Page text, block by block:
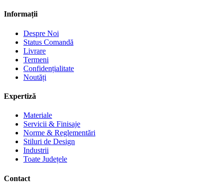
Informații
Despre Noi
Status Comandă
Livrare
Termeni
Confidențialitate
Noutăți
Expertiză
Materiale
Servicii & Finisaje
Norme & Reglementări
Stiluri de Design
Industrii
Toate Județele
Contact